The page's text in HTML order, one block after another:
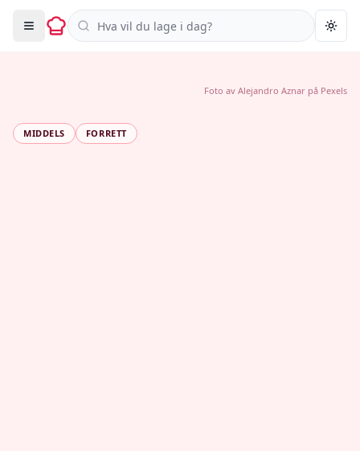
Søk i oppskrifter
MIDDELS FORRETT
Foto av Alejandro Aznar på Pexels